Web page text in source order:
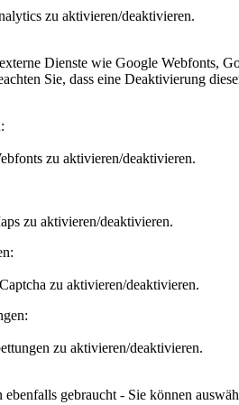
zu aktivieren/deaktivieren.
Dienste wie Google Webfonts,
Sie, dass eine Deaktivierung
zu aktivieren/deaktivieren.
zu aktivieren/deaktivieren.
zu aktivieren/deaktivieren.
zu aktivieren/deaktivieren.
gebraucht - Sie können